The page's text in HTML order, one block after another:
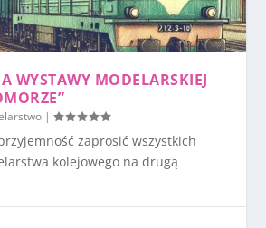
WYSTAWY MODELARSKIEJ
|
zaprosić wszystkich
kolejowego na drugą